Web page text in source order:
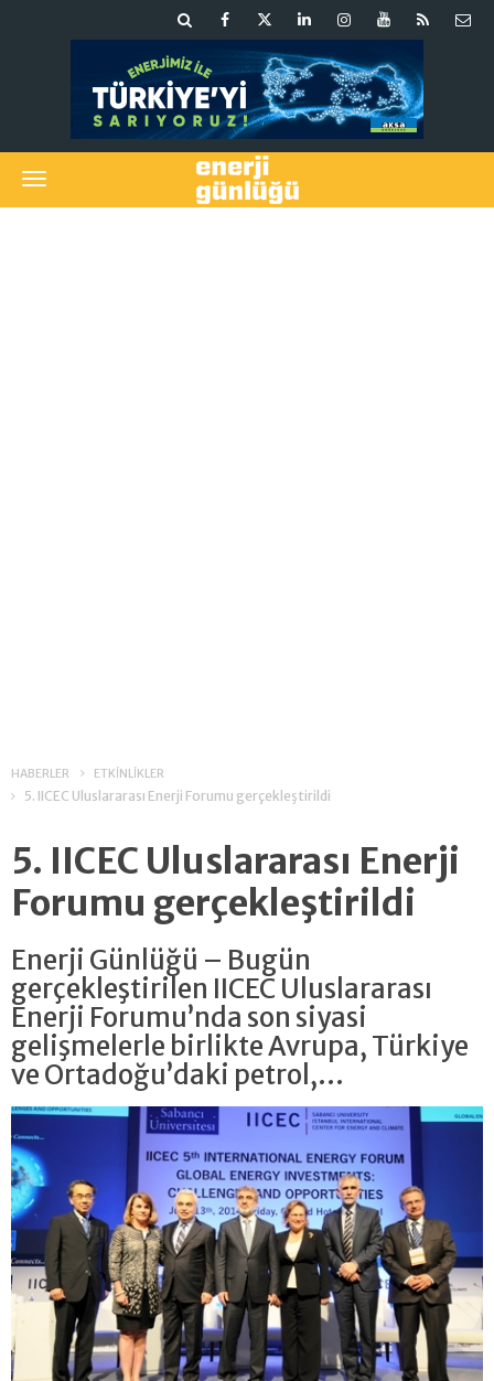
HABERLER ETKİNLİKLER
5. IICEC Uluslararası Enerji Forumu gerçekleştirildi
5. IICEC Uluslararası Enerji
Forumu gerçekleştirildi
Enerji Günlüğü – Bugün
gerçekleştirilen IICEC Uluslararası
Enerji Forumu’nda son siyasi
gelişmelerle birlikte Avrupa, Türkiye
ve Ortadoğu’daki petrol,...